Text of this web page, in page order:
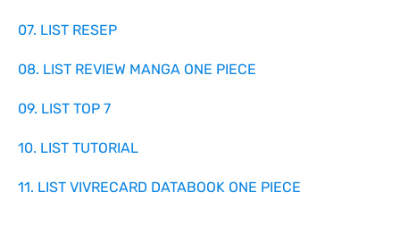
07. LIST RESEP
08. LIST REVIEW MANGA ONE PIECE
09. LIST TOP 7
10. LIST TUTORIAL
11. LIST VIVRECARD DATABOOK ONE PIECE